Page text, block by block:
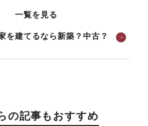
一覧を見る
を建てるなら新築？中古？
の記事もおすすめ